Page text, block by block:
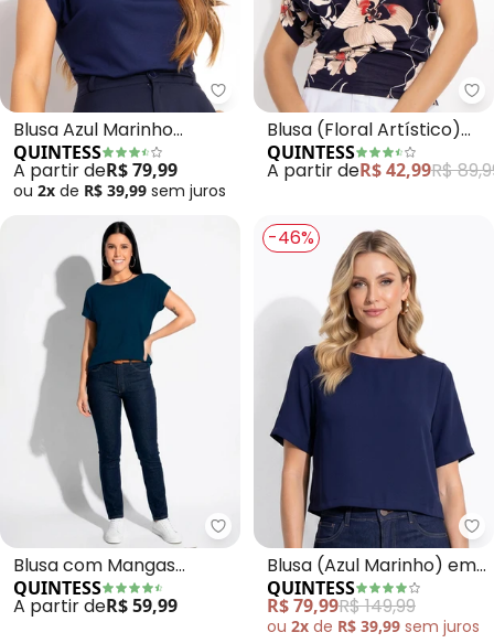
Quintess - Blusa Azul Marinho
Blusa Azul Marinho
Decote Degagê em
Malha de Viscose
QUINTESS
A partir deR$ 79,99
ou 2x de R$ 39,99 sem juros
Blusa (Floral Artístico)
em Malha de Viscose
QUINTESS
A partir deR$ 42,99R$
Quintess - Blusa com Mangas
Blusa com Mangas
Curtas (Marinho)
QUINTESS
A partir deR$ 59,99
-46%
Blusa (Azul Marinho) em
Crepe Plano Acetinado
QUINTESS
R$ 79,99R$ 149,99
ou 2x de R$ 39,99 sem juros